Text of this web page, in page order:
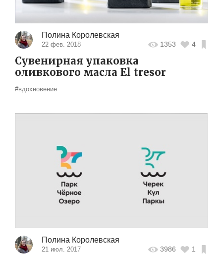
Полина Королевская
22 фев. 2018 1353 4
Сувенирная упаковка
оливкового масла El tresor
#вдохновение
Полина Королевская
21 июл. 2017 3986 1